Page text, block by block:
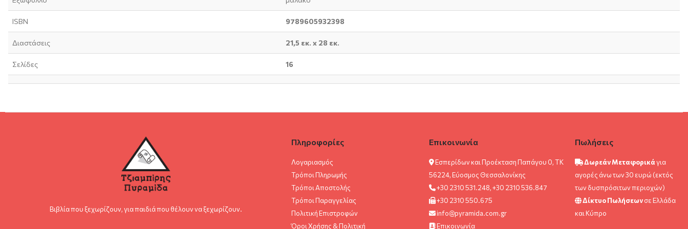
ISBN 9789605932398
Διαστάσεις 21,5 εκ. x 28 εκ.
Σελίδες 16
Βιβλία που ξεχωρίζουν, για παιδιά που θέλουν να ξεχωρίζουν.
Πληροφορίες
Λογαριασμός
Τρόποι Πληρωμής
Τρόποι Αποστολής
Τρόποι Παραγγελίας
Πολιτική Επιστροφών
Όροι Χρήσης & Πολιτική
Επικοινωνία
Εσπερίδων και Προέκταση Παπάγου 0, ΤΚ
56224, Εύοσμος Θεσσαλονίκης
+30 2310 531.248, +30 2310 536.847
+30 2310 550.675
info@pyramida.com.gr
Επικοινωνία
Πωλήσεις
Δωρεάν Μεταφορικάγια
αγορές άνω των 30 ευρώ (εκτός
των δυσπρόσιτων περιοχών)
Δίκτυο Πωλήσεωνσε Ελλάδα
και Κύπρο